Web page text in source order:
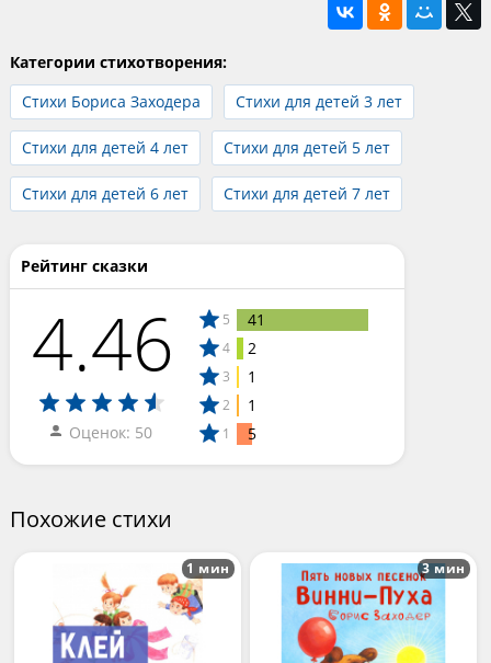
Категории стихотворения:
Стихи Бориса Заходера
Стихи для детей 3 лет
Стихи для детей 4 лет Стихи для детей 5 лет
Стихи для детей 6 лет Стихи для детей 7 лет
Рейтинг сказки
4.46
Оценок: 50
5 41
4 2
3 1
2 1
1 5
Похожие стихи
1 мин 3 мин